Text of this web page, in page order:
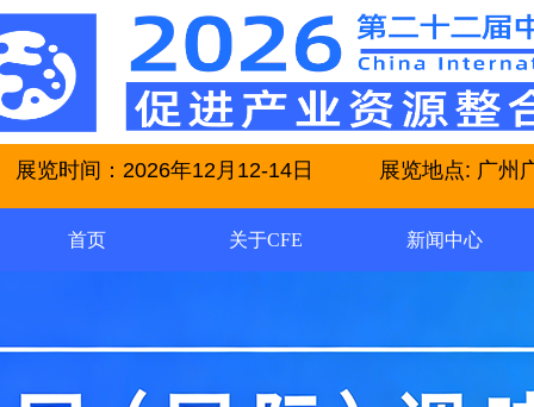
展览时间：2026年12月12-14日 展览地点: 广州
首页 关于CFE 新闻中心